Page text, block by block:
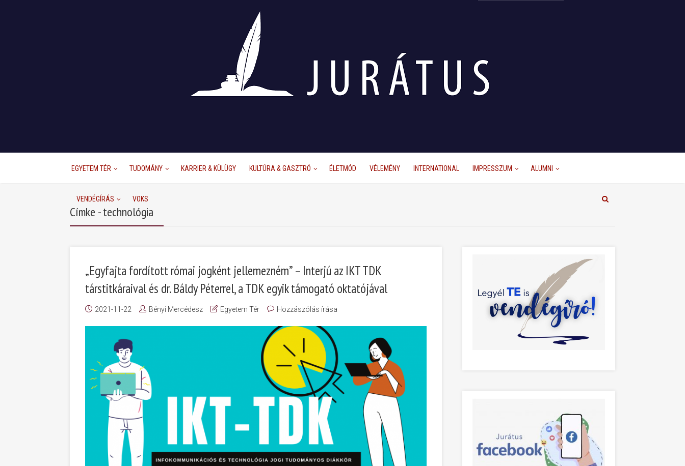
EGYETEM TÉR TUDOMÁNY KARRIER & KÜLÜGY KULTÚRA & GASZTRÓ ÉLETMÓD VÉLEMÉNY INTERNATIONAL IMPRESSZUM ALUMNI
VENDÉGÍRÁS VOKS
Címke - technológia
„Egyfajta fordított római jogként jellemezném” – Interjú az IKT TDK
társtitkáraival és dr. Báldy Péterrel, a TDK egyik támogató oktatójával
2021-11-22 Bényi Mercédesz Egyetem Tér Hozzászólás írása